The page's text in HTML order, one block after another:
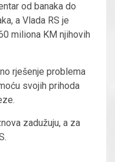
od banaka do
a Vlada RS je
miliona KM njihovih
rješenje problema
svojih prihoda
zadužuju, a za